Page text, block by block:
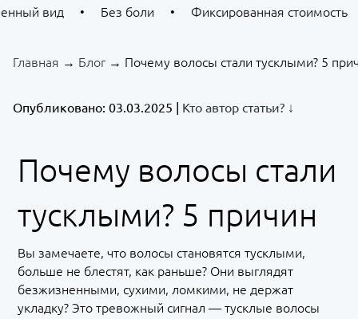
вид Без боли Фиксированная стоимость
Главная → Блог → Почему волосы стали тусклыми? 5
Опубликовано: 03.03.2025 | Кто автор статьи? ↓
Почему волосы стали
тусклыми? 5 причин
Вы замечаете, что волосы становятся тусклыми,
больше не блестят, как раньше? Они выглядят
безжизненными, сухими, ломкими, не держат
укладку? Это тревожный сигнал — тусклые волосы